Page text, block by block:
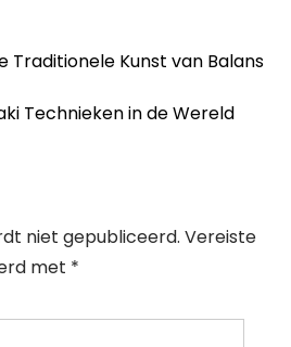
Traditionele Kunst van Balans
Technieken in de Wereld
niet gepubliceerd. Vereiste
met *